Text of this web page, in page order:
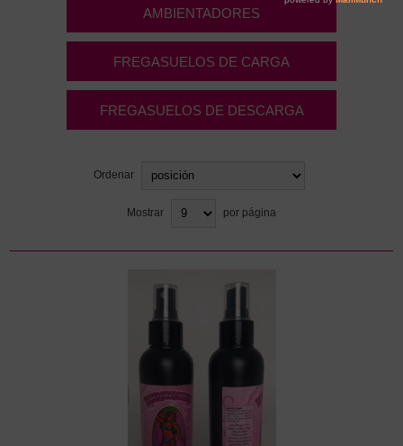
AMBIENTADORES
FREGASUELOS DE CARGA
FREGASUELOS DE DESCARGA
Ordenar
Mostrar por página